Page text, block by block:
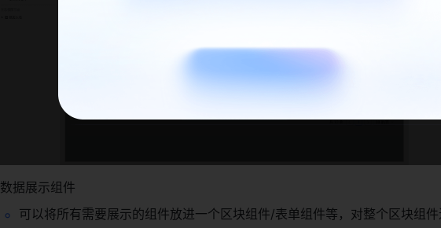
数据展示组件
可以将所有需要展示的组件放进一个区块组件/表单组件等，对整个区块组